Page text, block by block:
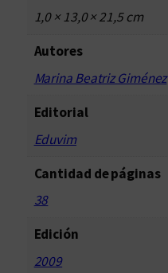
1,0 × 13,0 × 21,5 cm
Autores
Marina Beatriz Giménez
Editorial
Eduvim
Cantidad de páginas
38
Edición
2009